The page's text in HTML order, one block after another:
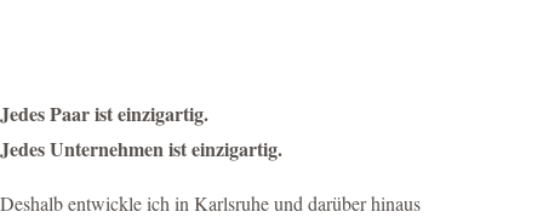
Jedes Paar ist einzigartig.
Jedes Unternehmen ist einzigartig.
Deshalb entwickle ich in Karlsruhe und darüber hinaus